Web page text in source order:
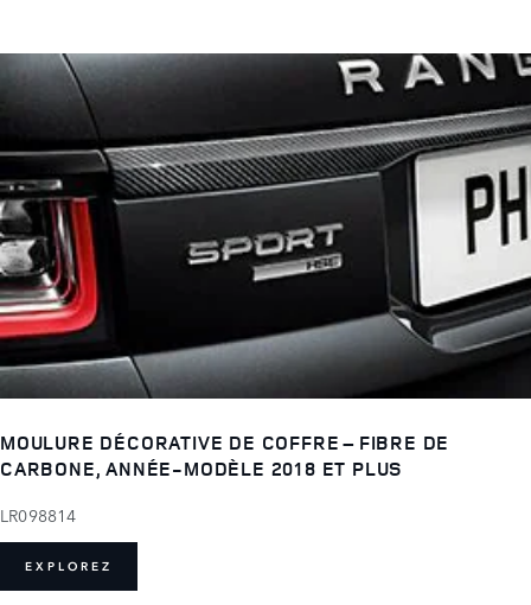
MOULURE DÉCORATIVE DE COFFRE – FIBRE DE
CARBONE, ANNÉE-MODÈLE 2018 ET PLUS
LR098814
EXPLOREZ